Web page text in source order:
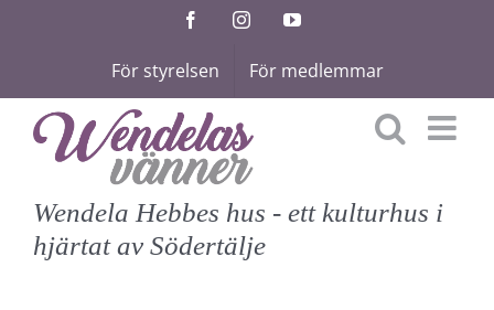
FacebookInstagramYouTube
För styrelsen För medlemmar
Wendela Hebbes hus - ett kulturhus i
hjärtat av Södertälje